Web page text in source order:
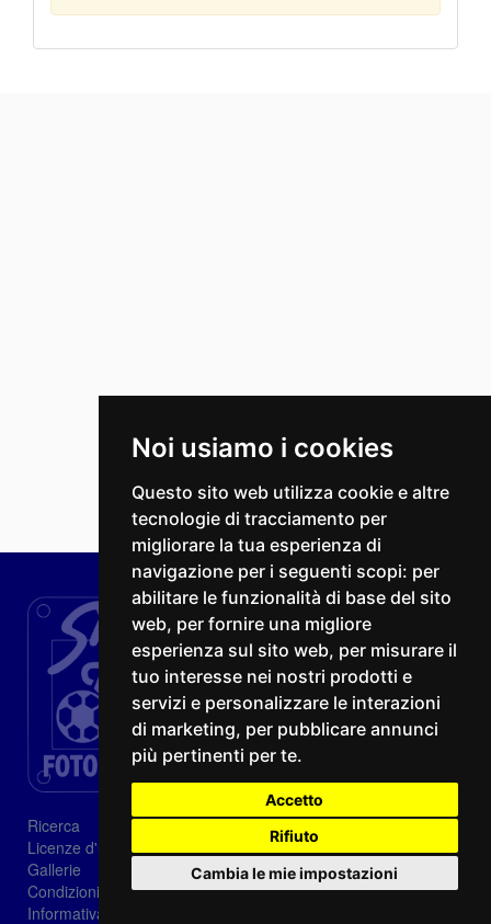
Noi usiamo i cookies
Questo sito web utilizza cookie e altre
tecnologie di tracciamento per
migliorare la tua esperienza di
navigazione per i seguenti scopi: per
abilitare le funzionalità di base del sito
web, per fornire una migliore
esperienza sul sito web, per misurare il
tuo interesse nei nostri prodotti e
servizi e personalizzare le interazioni
di marketing, per pubblicare annunci
più pertinenti per te.
Accetto
Rifiuto
Cambia le mie impostazioni
Ricerca
Licenze d'utilizzo
Gallerie
Condizioni di vendita
Informativa sui Cookie